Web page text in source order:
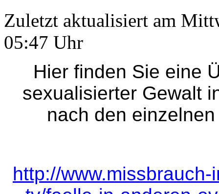
Zuletzt aktualisiert am
05:47 Uhr
Hier finden Sie eine
sexualisierter Gewalt
nach den
http://